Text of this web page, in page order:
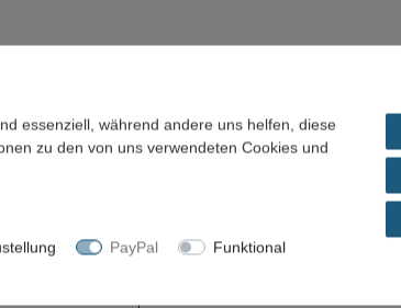
essenziell, während andere uns helfen, diese
zu den von uns verwendeten Cookies und
PayPal
Funktional